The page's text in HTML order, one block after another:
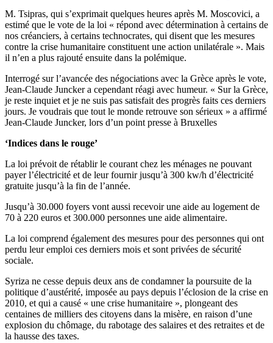
M. Tsipras, qui s’exprimait quelques heures après M. Moscovici, a
estimé que le vote de la loi « répond avec détermination à certains de
nos créanciers, à certains technocrates, qui disent que les mesures
contre la crise humanitaire constituent une action unilatérale ». Mais
il n’en a plus rajouté ensuite dans la polémique.
Interrogé sur l’avancée des négociations avec la Grèce après le vote,
Jean-Claude Juncker a cependant réagi avec humeur. « Sur la Grèce,
je reste inquiet et je ne suis pas satisfait des progrès faits ces derniers
jours. Je voudrais que tout le monde retrouve son sérieux » a affirmé
Jean-Claude Juncker, lors d’un point presse à Bruxelles
‘Indices dans le rouge’
La loi prévoit de rétablir le courant chez les ménages ne pouvant
payer l’électricité et de leur fournir jusqu’à 300 kw/h d’électricité
gratuite jusqu’à la fin de l’année.
Jusqu’à 30.000 foyers vont aussi recevoir une aide au logement de
70 à 220 euros et 300.000 personnes une aide alimentaire.
La loi comprend également des mesures pour des personnes qui ont
perdu leur emploi ces derniers mois et sont privées de sécurité
sociale.
Syriza ne cesse depuis deux ans de condamner la poursuite de la
politique d’austérité, imposée au pays depuis l’éclosion de la crise en
2010, et qui a causé « une crise humanitaire », plongeant des
centaines de milliers des citoyens dans la misère, en raison d’une
explosion du chômage, du rabotage des salaires et des retraites et de
la hausse des taxes.